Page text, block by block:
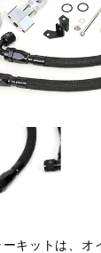
キットは、オ